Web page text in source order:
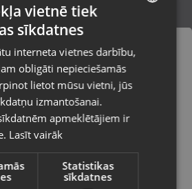
X1603ZA
6 mēneši)
tiks piegādāti uz
būs attēlots izvēlētajā
RUSSIAN
vietnē tiek
sīkdatnes
interneta vietnes darbību,
obligāti nepieciešamās
lietot mūsu vietni, jūs
izmantošanai.
apmeklētājiem ir
Lasīt vairāk
Statistikas
sīkdatnes